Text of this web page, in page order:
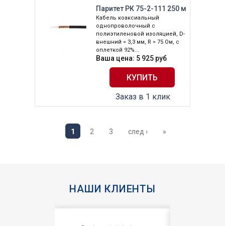
Паритет РК 75-2-111 250 м
Кабель коаксиальный
однопроволочный с
полиэтиленовой изоляцией, D-
внешний = 3,3 мм, R = 75 Ом, с
оплеткой 92%...
Ваша цена: 5 925 руб
Заказ в 1 клик
1 2 3 след › »
НАШИ КЛИЕНТЫ